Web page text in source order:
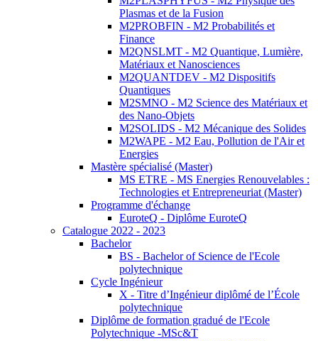
Plasmas et de la Fusion
M2PROBFIN - M2 Probabilités et
Finance
M2QNSLMT - M2 Quantique, Lumière,
Matériaux et Nanosciences
M2QUANTDEV - M2 Dispositifs
Quantiques
M2SMNO - M2 Science des Matériaux et
des Nano-Objets
M2SOLIDS - M2 Mécanique des Solides
M2WAPE - M2 Eau, Pollution de l'Air et
Energies
Mastère spécialisé (Master)
MS ETRE - MS Energies Renouvelables :
Technologies et Entrepreneuriat (Master)
Programme d'échange
EuroteQ - Diplôme EuroteQ
Catalogue 2022 - 2023
Bachelor
BS - Bachelor of Science de l'Ecole
polytechnique
Cycle Ingénieur
X - Titre d’Ingénieur diplômé de l’École
polytechnique
Diplôme de formation gradué de l'Ecole
Polytechnique -MSc&T